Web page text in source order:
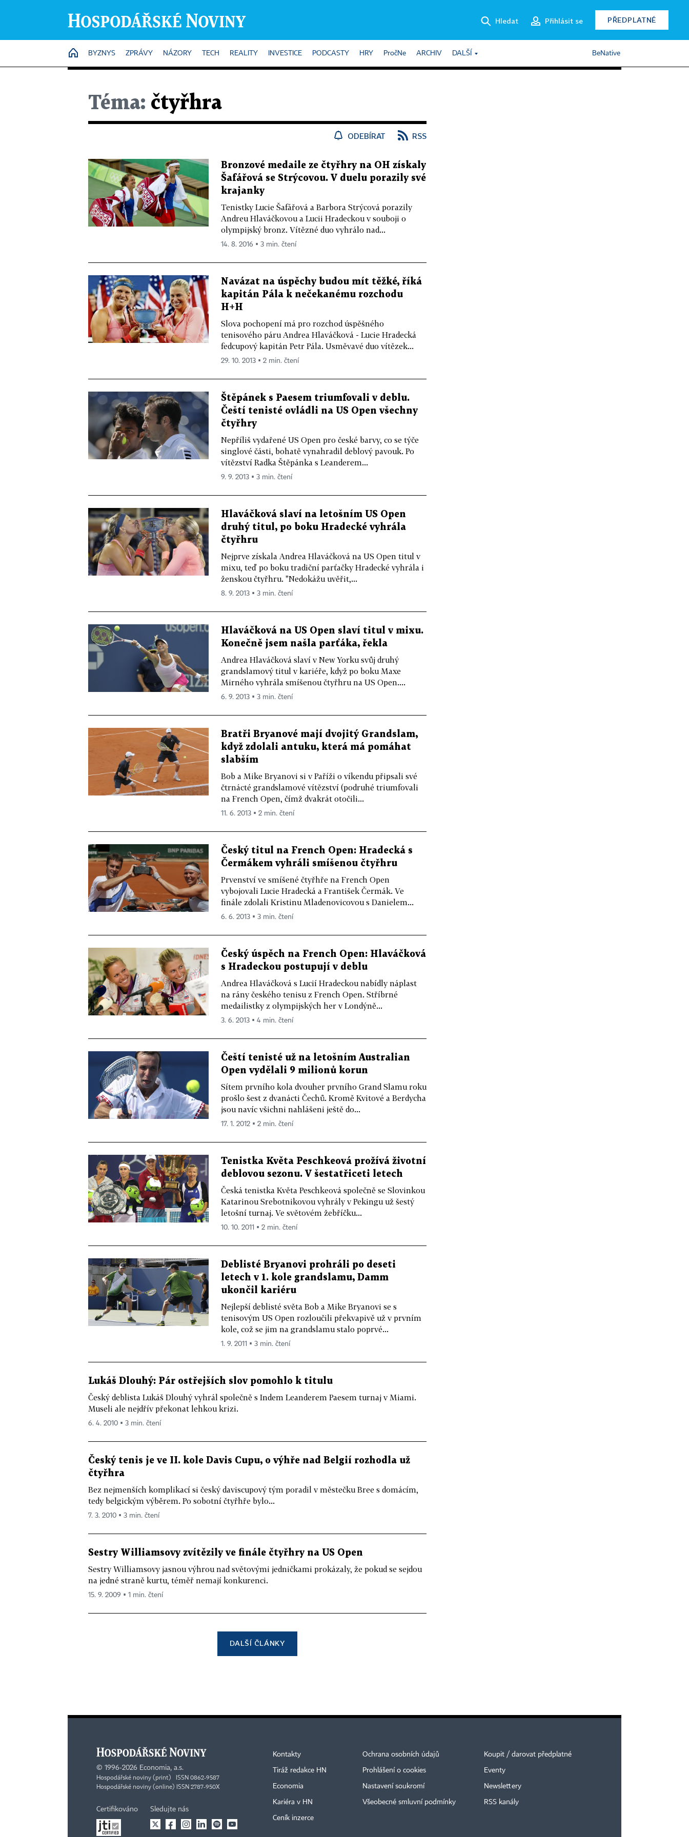
Hledat Přihlásit se PŘEDPLATNÉ
HOME
BYZNYS ZPRÁVY NÁZORY TECH REALITY INVESTICE PODCASTY HRY PročNe ARCHIV DALŠÍ BeNative
Téma: čtyřhra
ODEBÍRAT RSS
Bronzové medaile ze čtyřhry na OH získaly
Šafářová se Strýcovou. V duelu porazily své
krajanky
Tenistky Lucie Šafářová a Barbora Strýcová porazily
Andreu Hlaváčkovou a Lucii Hradeckou v souboji o
olympijský bronz. Vítězné duo vyhrálo nad...
14. 8. 2016 ▪ 3 min. čtení
Navázat na úspěchy budou mít těžké, říká
kapitán Pála k nečekanému rozchodu
H+H
Slova pochopení má pro rozchod úspěšného
tenisového páru Andrea Hlaváčková - Lucie Hradecká
fedcupový kapitán Petr Pála. Usměvavé duo vítězek...
29. 10. 2013 ▪ 2 min. čtení
Štěpánek s Paesem triumfovali v deblu.
Čeští tenisté ovládli na US Open všechny
čtyřhry
Nepříliš vydařené US Open pro české barvy, co se týče
singlové části, bohatě vynahradil deblový pavouk. Po
vítězství Radka Štěpánka s Leanderem...
9. 9. 2013 ▪ 3 min. čtení
Hlaváčková slaví na letošním US Open
druhý titul, po boku Hradecké vyhrála
čtyřhru
Nejprve získala Andrea Hlaváčková na US Open titul v
mixu, teď po boku tradiční parťačky Hradecké vyhrála i
ženskou čtyřhru. "Nedokážu uvěřit,...
8. 9. 2013 ▪ 3 min. čtení
Hlaváčková na US Open slaví titul v mixu.
Konečně jsem našla parťáka, řekla
Andrea Hlaváčková slaví v New Yorku svůj druhý
grandslamový titul v kariéře, když po boku Maxe
Mirného vyhrála smíšenou čtyřhru na US Open....
6. 9. 2013 ▪ 3 min. čtení
Bratři Bryanové mají dvojitý Grandslam,
když zdolali antuku, která má pomáhat
slabším
Bob a Mike Bryanovi si v Paříži o víkendu připsali své
čtrnácté grandslamové vítězství (podruhé triumfovali
na French Open, čímž dvakrát otočili...
11. 6. 2013 ▪ 2 min. čtení
Český titul na French Open: Hradecká s
Čermákem vyhráli smíšenou čtyřhru
Prvenství ve smíšené čtyřhře na French Open
vybojovali Lucie Hradecká a František Čermák. Ve
finále zdolali Kristinu Mladenovicovou s Danielem...
6. 6. 2013 ▪ 3 min. čtení
Český úspěch na French Open: Hlaváčková
s Hradeckou postupují v deblu
Andrea Hlaváčková s Lucií Hradeckou nabídly náplast
na rány českého tenisu z French Open. Stříbrné
medailistky z olympijských her v Londýně...
3. 6. 2013 ▪ 4 min. čtení
Čeští tenisté už na letošním Australian
Open vydělali 9 milionů korun
Sítem prvního kola dvouher prvního Grand Slamu roku
prošlo šest z dvanácti Čechů. Kromě Kvitové a Berdycha
jsou navíc všichni nahlášeni ještě do...
17. 1. 2012 ▪ 2 min. čtení
Tenistka Květa Peschkeová prožívá životní
deblovou sezonu. V šestatřiceti letech
Česká tenistka Květa Peschkeová společně se Slovinkou
Katarinou Srebotnikovou vyhrály v Pekingu už šestý
letošní turnaj. Ve světovém žebříčku...
10. 10. 2011 ▪ 2 min. čtení
Deblisté Bryanovi prohráli po deseti
letech v 1. kole grandslamu, Damm
ukončil kariéru
Nejlepší deblisté světa Bob a Mike Bryanovi se s
tenisovým US Open rozloučili překvapivě už v prvním
kole, což se jim na grandslamu stalo poprvé...
1. 9. 2011 ▪ 3 min. čtení
Lukáš Dlouhý: Pár ostřejších slov pomohlo k titulu
Český deblista Lukáš Dlouhý vyhrál společně s Indem Leanderem Paesem turnaj v Miami.
Museli ale nejdřív překonat lehkou krizi.
6. 4. 2010 ▪ 3 min. čtení
Český tenis je ve II. kole Davis Cupu, o výhře nad Belgií rozhodla už
čtyřhra
Bez nejmenších komplikací si český daviscupový tým poradil v městečku Bree s domácím,
tedy belgickým výběrem. Po sobotní čtyřhře bylo...
7. 3. 2010 ▪ 3 min. čtení
Sestry Williamsovy zvítězily ve finále čtyřhry na US Open
Sestry Williamsovy jasnou výhrou nad světovými jedničkami prokázaly, že pokud se sejdou
na jedné straně kurtu, téměř nemají konkurenci.
15. 9. 2009 ▪ 1 min. čtení
DALŠÍ ČLÁNKY
© 1996-2026 Economia, a.s.
Hospodářské noviny (print) ISSN 0862-9587
Hospodářské noviny (online) ISSN 2787-950X
Certifikováno Sledujte nás
Kontakty
Tiráž redakce HN
Economia
Kariéra v HN
Ceník inzerce
Ochrana osobních údajů
Prohlášení o cookies
Nastavení soukromí
Všeobecné smluvní podmínky
Koupit / darovat předplatné
Eventy
Newslettery
RSS kanály